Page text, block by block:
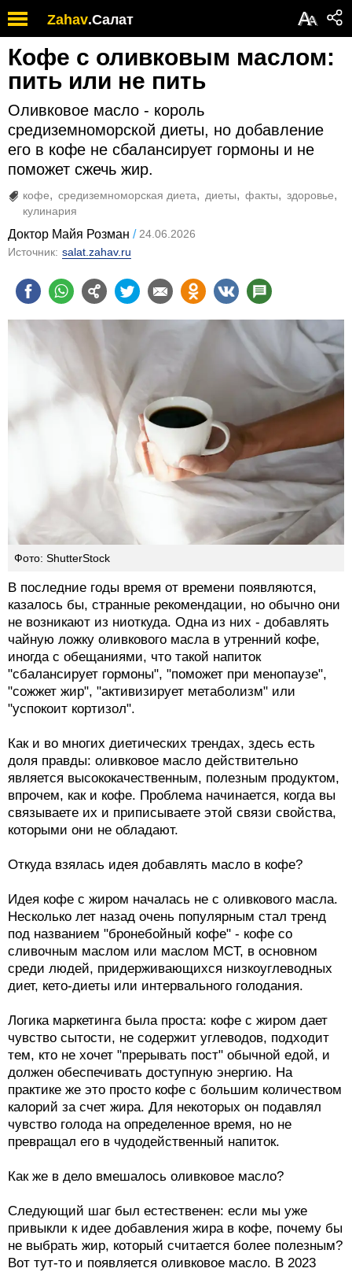
Zahav.Салат АА
Кофе с оливковым маслом:
пить или не пить
Оливковое масло - король
средиземноморской диеты, но добавление
его в кофе не сбалансирует гормоны и не
поможет сжечь жир.
кофе средиземноморская диета диеты факты
здоровье
кулинария
Доктор Майя Розман
24.06.2026
Источник: salat.zahav.ru
Фото: ShutterStock
В последние годы время от времени появляются,
казалось бы, странные рекомендации, но обычно они
не возникают из ниоткуда. Одна из них - добавлять
чайную ложку оливкового масла в утренний кофе,
иногда с обещаниями, что такой напиток
"сбалансирует гормоны", "поможет при менопаузе",
"сожжет жир", "активизирует метаболизм" или
"успокоит кортизол".
Как и во многих диетических трендах, здесь есть
доля правды: оливковое масло действительно
является высококачественным, полезным продуктом,
впрочем, как и кофе. Проблема начинается, когда вы
связываете их и приписываете этой связи свойства,
которыми они не обладают.
Откуда взялась идея добавлять масло в кофе?
Идея кофе с жиром началась не с оливкового масла.
Несколько лет назад очень популярным стал тренд
под названием "бронебойный кофе" - кофе со
сливочным маслом или маслом MCT, в основном
среди людей, придерживающихся низкоуглеводных
диет, кето-диеты или интервального голодания.
Логика маркетинга была проста: кофе с жиром дает
чувство сытости, не содержит углеводов, подходит
тем, кто не хочет "прерывать пост" обычной едой, и
должен обеспечивать доступную энергию. На
практике же это просто кофе с большим количеством
калорий за счет жира. Для некоторых он подавлял
чувство голода на определенное время, но не
превращал его в чудодейственный напиток.
Как же в дело вмешалось оливковое масло?
Следующий шаг был естественен: если мы уже
привыкли к идее добавления жира в кофе, почему бы
не выбрать жир, который считается более полезным?
Вот тут-то и появляется оливковое масло. В 2023